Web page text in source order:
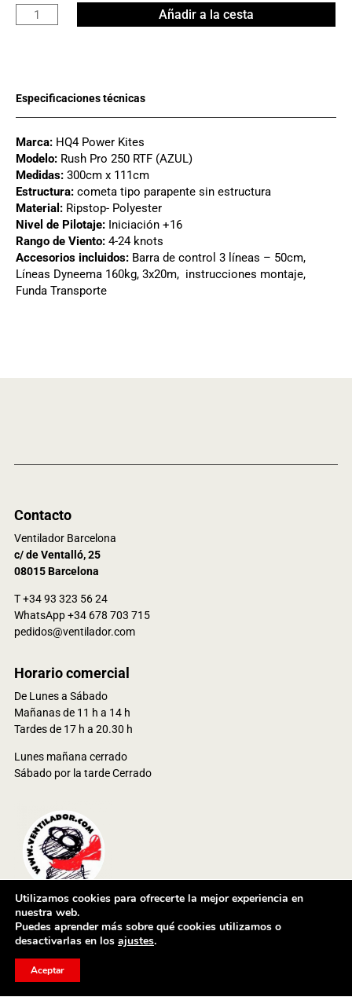
HQ4
Rush
cantidad
Añadir a la cesta
Marca: HQ4 Power Kites
Modelo: Rush Pro 250 RTF (AZUL)
Medidas: 300cm x 111cm
Estructura: cometa tipo parapente sin estructura
Material: Ripstop- Polyester
Nivel de Pilotaje: Iniciación +16
Rango de Viento: 4-24 knots
Accesorios incluidos: Barra de control 3 líneas – 50cm,
Líneas Dyneema 160kg, 3x20m, instrucciones montaje,
Funda Transporte
Contacto
Ventilador Barcelona
c/ de Ventalló, 25
08015 Barcelona
T +34 93 323 56 24
WhatsApp +34 678 703 715
pedidos@ventilador.com
Horario comercial
De Lunes a Sábado
Mañanas de 11 h a 14 h
Tardes de 17 h a 20.30 h
Lunes mañana cerrado
Sábado por la tarde Cerrado
© 2024 Ventioutdoor Services, S.L. Todos los derechos reservados
Utilizamos cookies para ofrecerte la mejor experiencia en
nuestra web.
Puedes aprender más sobre qué cookies utilizamos o
desactivarlas en los ajustes.
Aceptar